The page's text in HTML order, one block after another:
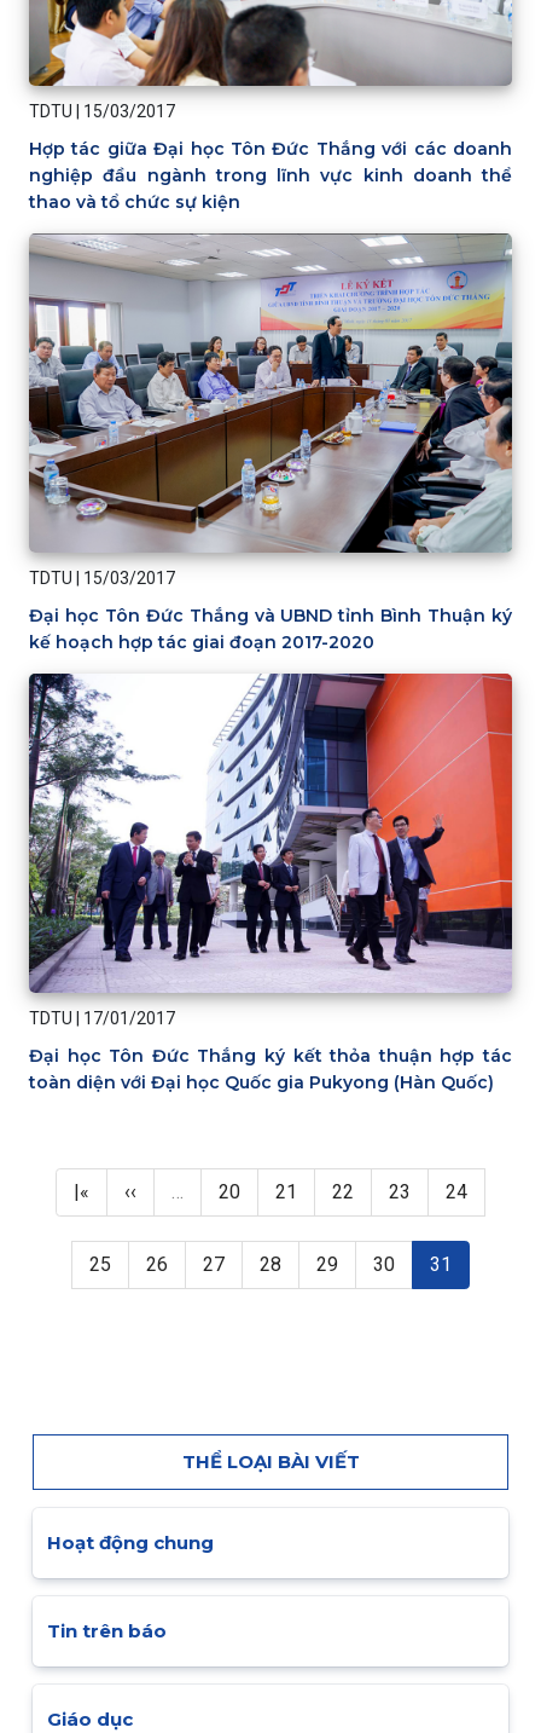
TDTU 15/03/2017
Hợp tác giữa Đại học Tôn Đức Thắng với các doanh
nghiệp đầu ngành trong lĩnh vực kinh doanh thể
thao và tổ chức sự kiện
TDTU 15/03/2017
Đại học Tôn Đức Thắng và UBND tỉnh Bình Thuận ký
kế hoạch hợp tác giai đoạn 2017-2020
TDTU 17/01/2017
Đại học Tôn Đức Thắng ký kết thỏa thuận hợp tác
toàn diện với Đại học Quốc gia Pukyong (Hàn Quốc)
First page
|« Previous page
‹‹ … Page
20 Page
21 Page
22 Page
23 Page
24
Page
25 Page
26 Page
27 Page
28 Page
29 Page
30 Trang hiện
31
THỂ LOẠI BÀI VIẾT
Hoạt động chung
Tin trên báo
Giáo dục